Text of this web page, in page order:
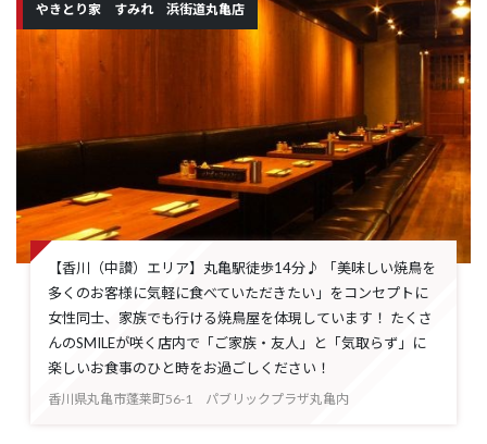
やきとり家 すみれ 浜街道丸亀店
【香川（中讃）エリア】丸亀駅徒歩14分♪ 「美味しい焼鳥を
多くのお客様に気軽に食べていただきたい」をコンセプトに
女性同士、家族でも行ける焼鳥屋を体現しています！ たくさ
んのSMILEが咲く店内で「ご家族・友人」と「気取らず」に
楽しいお食事のひと時をお過ごしください！
香川県丸亀市蓬莱町56-1 パブリックプラザ丸亀内